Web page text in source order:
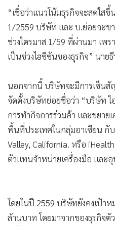
• กองทุนรวม
• Celeb Online
• Factcheck
• ญี่ปุ่น
•
Gotomanager
“เชื่อว่าแนวโน้มธุรกิจจะสดใส
1/2559 บริษัท และ บ.ย่อยจะข
ช่วงไตรมาส 1/59 ที่ผ่านมา เพ
เป็นช่วงไฮซีซันของธุรกิจ” นาย
นอกจากนี้ บริษัทจะมีการเซ็น
จัดตั้งบริษัทย่อยชื่อว่า “บริษัท ไ
การทำกิจการร่วมค้า และขยาย
พื้นที่ประเทศในกลุ่มอาเซียน กั
Valley, California. หรือ
ตัวแทนจำหน่ายเครื่องมือ แล
โดยในปี 2559 บริษัทยังคงเป้า
ล้านบาท โดยมาจากของธุรกิจ